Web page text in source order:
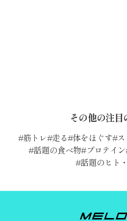
その他の注目
筋トレ 走る 体をほぐす
話題の食べ物 プロテイン
話題のヒト